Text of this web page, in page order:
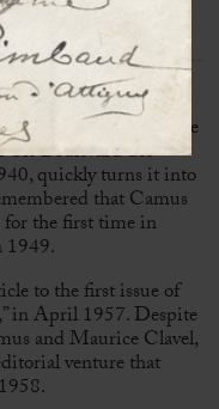
for many years
director of the
bis Boulevard des
quickly turns it into
that Camus
the first time in
to the first issue of
in April 1957. Despite
and Maurice Clavel,
venture that